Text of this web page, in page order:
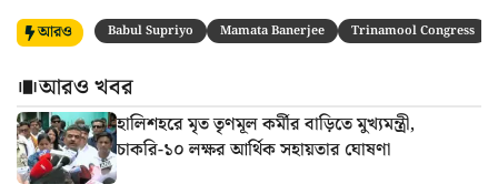
আরও Babul Supriyo Mamata Banerjee Trinamool Congress
আরও খবর
হালিশহরে মৃত তৃণমূল কর্মীর বাড়িতে মুখ্যমন্ত্রী,
চাকরি-১০ লক্ষর আর্থিক সহায়তার ঘোষণা